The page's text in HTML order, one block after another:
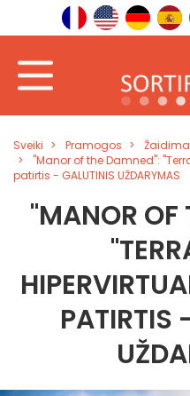
Sveiki Pramogos
"Manor of the Damned":
patirtis - GALUTINIS UŽDARYMAS
"MANOR OF
PATIRTIS